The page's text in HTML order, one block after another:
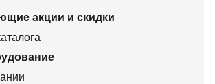
акции и скидки